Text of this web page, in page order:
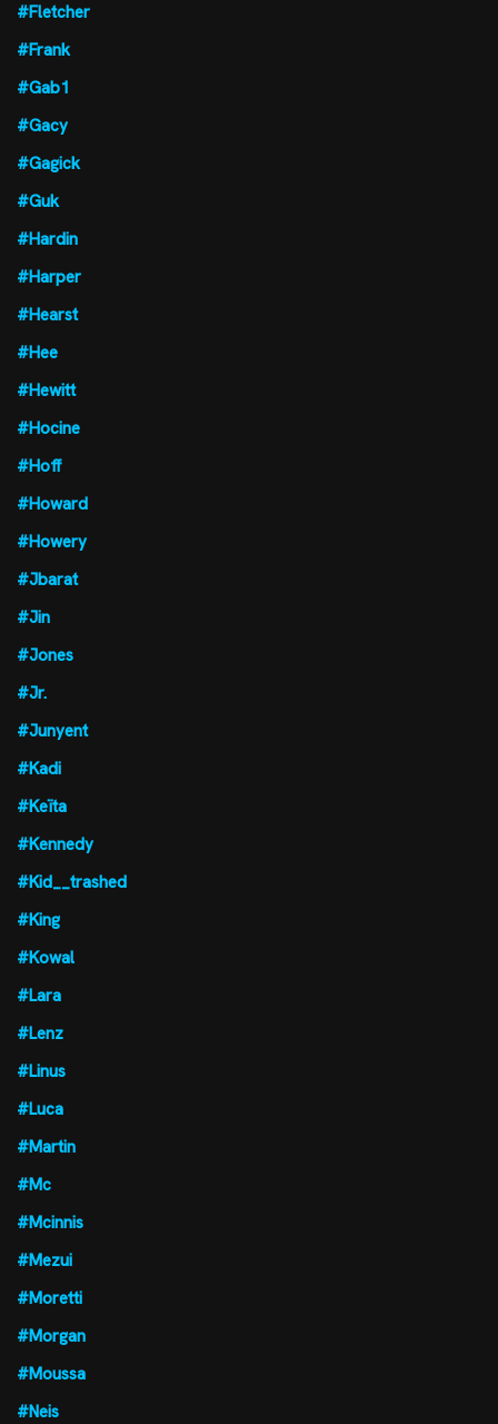
#Fletcher
#Frank
#Gab1
#Gacy
#Gagick
#Guk
#Hardin
#Harper
#Hearst
#Hee
#Hewitt
#Hocine
#Hoff
#Howard
#Howery
#Jbarat
#Jin
#Jones
#Jr.
#Junyent
#Kadi
#Keïta
#Kennedy
#Kid__trashed
#King
#Kowal
#Lara
#Lenz
#Linus
#Luca
#Martin
#Mc
#Mcinnis
#Mezui
#Moretti
#Morgan
#Moussa
#Neis